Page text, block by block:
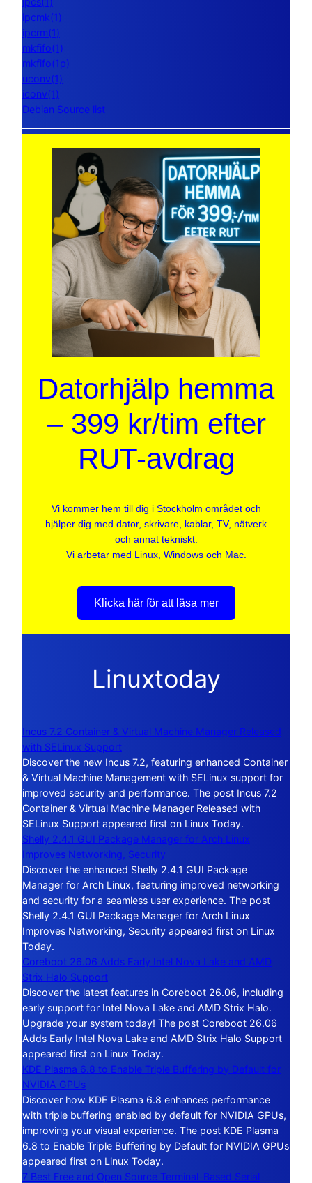
ipcmk(1)
ipcrm(1)
mkfifo(1)
mkfifo(1p)
uconv(1)
iconv(1)
Debian Source list
Datorhjälp hemma
– 399 kr/tim efter
RUT-avdrag
Vi kommer hem till dig i Stockholm området och
hjälper dig med dator, skrivare, kablar, TV, nätverk
och annat tekniskt.
Vi arbetar med Linux, Windows och Mac.
Klicka här för att läsa mer
Linuxtoday
Incus 7.2 Container & Virtual Machine Manager Released
with SELinux Support
Discover the new Incus 7.2, featuring enhanced Container
& Virtual Machine Management with SELinux support for
improved security and performance. The post Incus 7.2
Container & Virtual Machine Manager Released with
SELinux Support appeared first on Linux Today.
Shelly 2.4.1 GUI Package Manager for Arch Linux
Improves Networking, Security
Discover the enhanced Shelly 2.4.1 GUI Package
Manager for Arch Linux, featuring improved networking
and security for a seamless user experience. The post
Shelly 2.4.1 GUI Package Manager for Arch Linux
Improves Networking, Security appeared first on Linux
Today.
Coreboot 26.06 Adds Early Intel Nova Lake and AMD
Strix Halo Support
Discover the latest features in Coreboot 26.06, including
early support for Intel Nova Lake and AMD Strix Halo.
Upgrade your system today! The post Coreboot 26.06
Adds Early Intel Nova Lake and AMD Strix Halo Support
appeared first on Linux Today.
KDE Plasma 6.8 to Enable Triple Buffering by Default for
NVIDIA GPUs
Discover how KDE Plasma 6.8 enhances performance
with triple buffering enabled by default for NVIDIA GPUs,
improving your visual experience. The post KDE Plasma
6.8 to Enable Triple Buffering by Default for NVIDIA GPUs
appeared first on Linux Today.
7 Best Free and Open Source Terminal-Based Serial